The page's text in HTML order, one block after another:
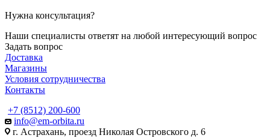
Нужна консультация?
Наши специалисты ответят на любой интересующий вопрос
Задать вопрос
Доставка
Магазины
Условия сотрудничества
Контакты
+7 (8512) 200-600
info@em-orbita.ru
г. Астрахань, проезд Николая Островского д. 6